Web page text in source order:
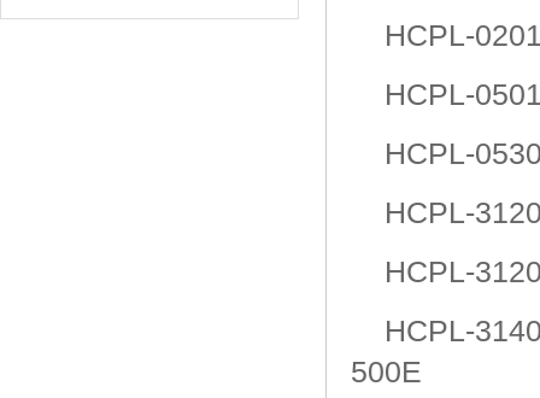
HCPL-
HCPL-
HCPL-
HCPL-
HCPL-
HCPL-
500E